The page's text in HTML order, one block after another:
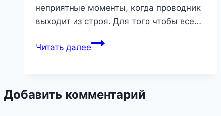
неприятные моменты, когда проводник
выходит из строя. Для того чтобы все…
Читать далееКак
Добавить комментарий